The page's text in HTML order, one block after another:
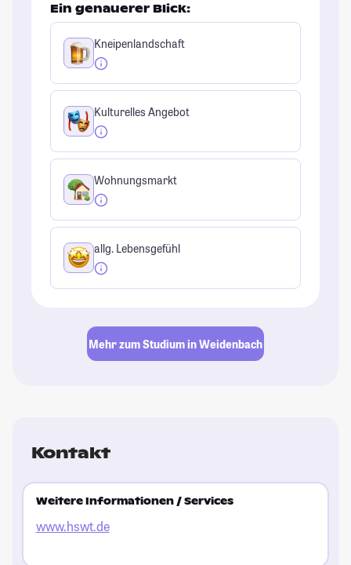
Ein genauerer Blick:
Kneipenlandschaft
Kulturelles Angebot
Wohnungsmarkt
allg. Lebensgefühl
Mehr zum Studium in Weidenbach
Kontakt
Weitere Informationen / Services
www.hswt.de